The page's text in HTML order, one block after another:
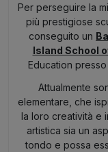
Per perseguire la
più prestigiose
conseguito un
Island School
Education presso
Attualmente
elementare, che
la loro creatività e
artistica sia un
tondo e possa